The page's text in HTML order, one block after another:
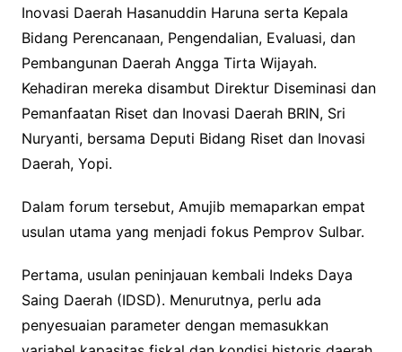
Inovasi Daerah Hasanuddin Haruna serta Kepala
Bidang Perencanaan, Pengendalian, Evaluasi, dan
Pembangunan Daerah Angga Tirta Wijayah.
Kehadiran mereka disambut Direktur Diseminasi dan
Pemanfaatan Riset dan Inovasi Daerah BRIN, Sri
Nuryanti, bersama Deputi Bidang Riset dan Inovasi
Daerah, Yopi.
Dalam forum tersebut, Amujib memaparkan empat
usulan utama yang menjadi fokus Pemprov Sulbar.
Pertama, usulan peninjauan kembali Indeks Daya
Saing Daerah (IDSD). Menurutnya, perlu ada
penyesuaian parameter dengan memasukkan